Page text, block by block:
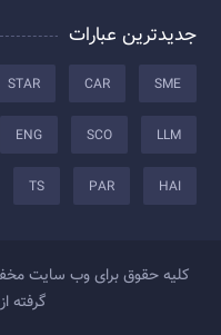
جدیدترین عبارات
SME
CAR
STAR
LLM
SCO
ENG
HAI
PAR
TS
کلیه حقوق برای وب سایت
گرفته